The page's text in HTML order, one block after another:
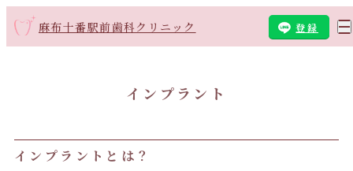
麻布十番駅前歯科クリニック 登録
インプラント
インプラントとは？